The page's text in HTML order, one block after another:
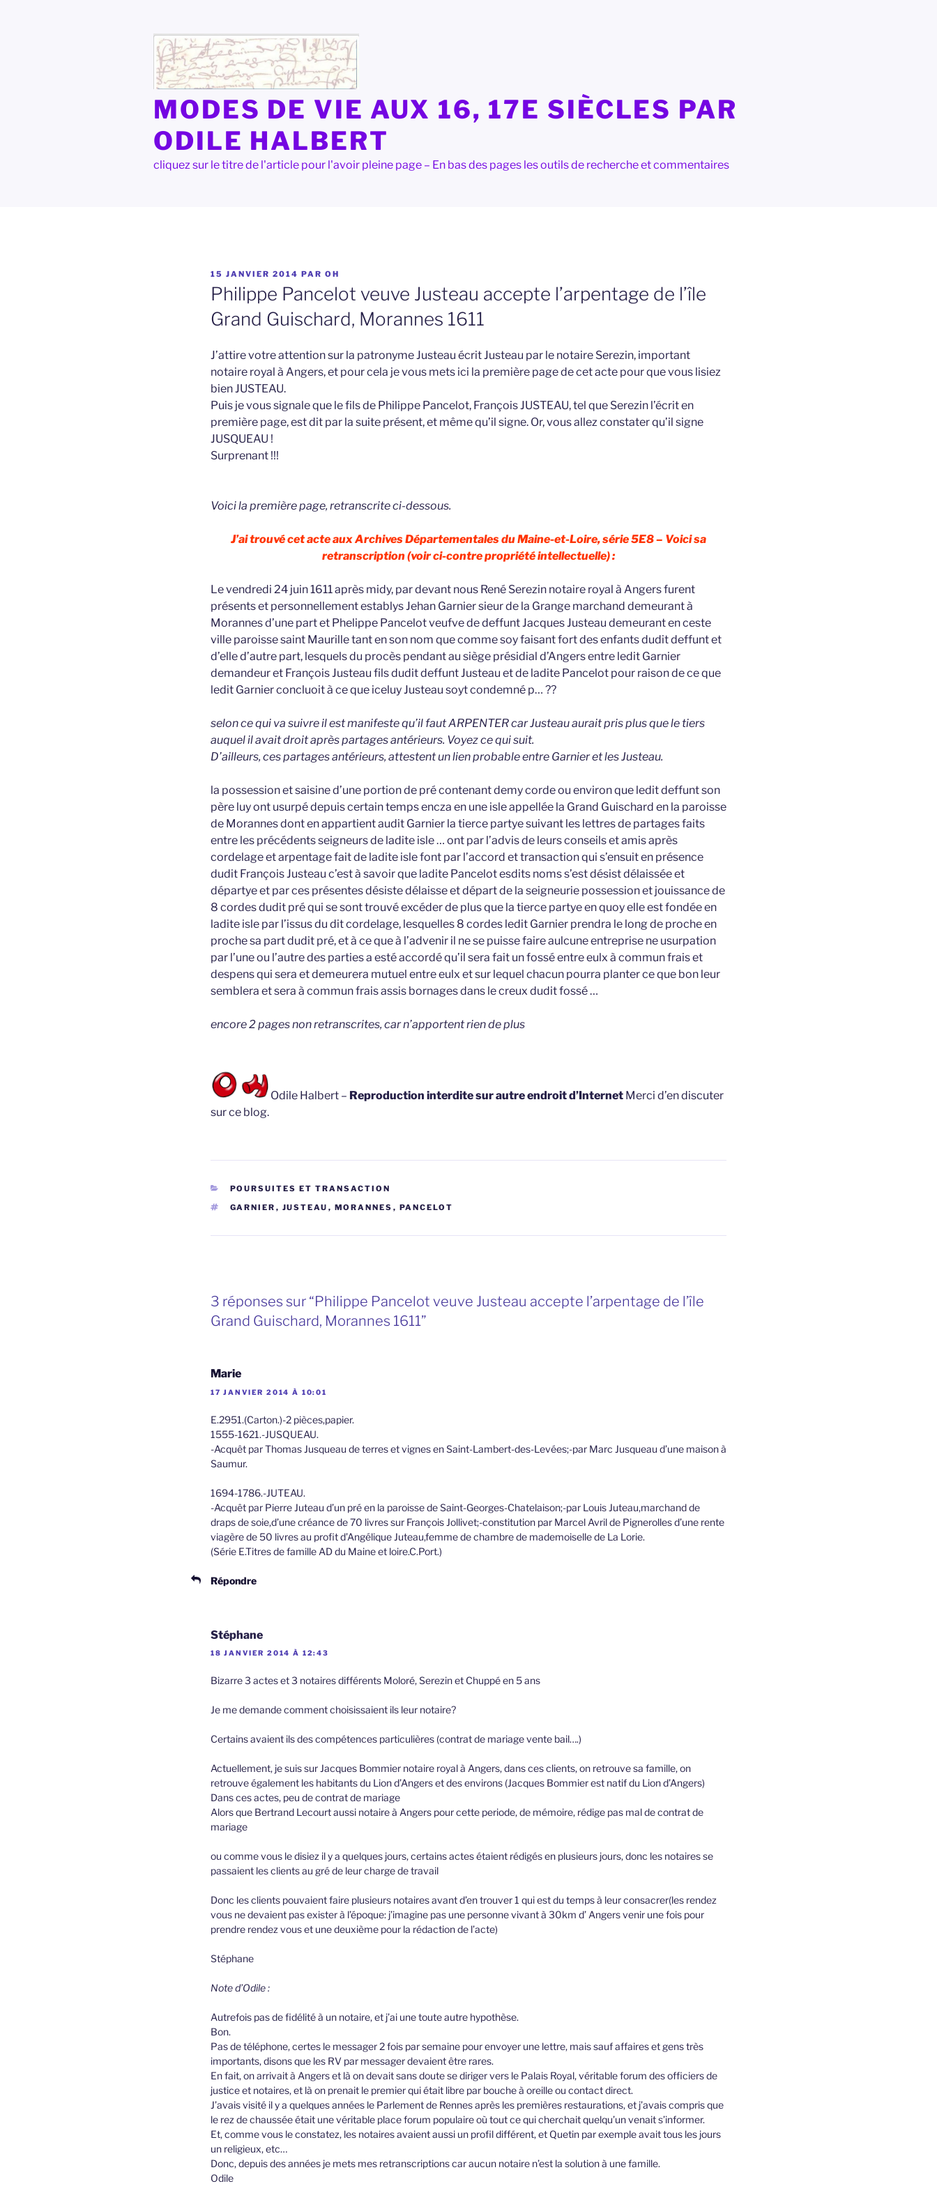
MODES DE VIE AUX 16, 17E SIÈCLES PAR
ODILE HALBERT
cliquez sur le titre de l'article pour l'avoir pleine page – En bas des pages les outils de recherche et commentaires
PUBLIÉ
LE
15 JANVIER 2014 PAR OH
Philippe Pancelot veuve Justeau accepte l’arpentage de l’île
Grand Guischard, Morannes 1611
J’attire votre attention sur la patronyme Justeau écrit Justeau par le notaire Serezin, important
notaire royal à Angers, et pour cela je vous mets ici la première page de cet acte pour que vous lisiez
bien JUSTEAU.
Puis je vous signale que le fils de Philippe Pancelot, François JUSTEAU, tel que Serezin l’écrit en
première page, est dit par la suite présent, et même qu’il signe. Or, vous allez constater qu’il signe
JUSQUEAU !
Surprenant !!!
Voici la première page, retranscrite ci-dessous.
J’ai trouvé cet acte aux Archives Départementales du Maine-et-Loire, série 5E8 – Voici sa
retranscription (voir ci-contre propriété intellectuelle) :
Le vendredi 24 juin 1611 après midy, par devant nous René Serezin notaire royal à Angers furent
présents et personnellement establys Jehan Garnier sieur de la Grange marchand demeurant à
Morannes d’une part et Phelippe Pancelot veufve de deffunt Jacques Justeau demeurant en ceste
ville paroisse saint Maurille tant en son nom que comme soy faisant fort des enfants dudit deffunt et
d’elle d’autre part, lesquels du procès pendant au siège présidial d’Angers entre ledit Garnier
demandeur et François Justeau fils dudit deffunt Justeau et de ladite Pancelot pour raison de ce que
ledit Garnier concluoit à ce que iceluy Justeau soyt condemné p… ??
selon ce qui va suivre il est manifeste qu’il faut ARPENTER car Justeau aurait pris plus que le tiers
auquel il avait droit après partages antérieurs. Voyez ce qui suit.
D’ailleurs, ces partages antérieurs, attestent un lien probable entre Garnier et les Justeau.
la possession et saisine d’une portion de pré contenant demy corde ou environ que ledit deffunt son
père luy ont usurpé depuis certain temps encza en une isle appellée la Grand Guischard en la paroisse
de Morannes dont en appartient audit Garnier la tierce partye suivant les lettres de partages faits
entre les précédents seigneurs de ladite isle … ont par l’advis de leurs conseils et amis après
cordelage et arpentage fait de ladite isle font par l’accord et transaction qui s’ensuit en présence
dudit François Justeau c’est à savoir que ladite Pancelot esdits noms s’est désist délaissée et
départye et par ces présentes désiste délaisse et départ de la seigneurie possession et jouissance de
8 cordes dudit pré qui se sont trouvé excéder de plus que la tierce partye en quoy elle est fondée en
ladite isle par l’issus du dit cordelage, lesquelles 8 cordes ledit Garnier prendra le long de proche en
proche sa part dudit pré, et à ce que à l’advenir il ne se puisse faire aulcune entreprise ne usurpation
par l’une ou l’autre des parties a esté accordé qu’il sera fait un fossé entre eulx à commun frais et
despens qui sera et demeurera mutuel entre eulx et sur lequel chacun pourra planter ce que bon leur
semblera et sera à commun frais assis bornages dans le creux dudit fossé …
encore 2 pages non retranscrites, car n’apportent rien de plus
Odile Halbert – Reproduction interdite sur autre endroit d’Internet Merci d’en discuter
sur ce blog.
CATÉGORIES
POURSUITES ET TRANSACTION
ÉTIQUETTES
GARNIER , JUSTEAU , MORANNES , PANCELOT
3 réponses sur “Philippe Pancelot veuve Justeau accepte l’arpentage de l’île
Grand Guischard, Morannes 1611”
Marie
17 JANVIER 2014 À 10:01
E.2951.(Carton.)-2 pièces,papier.
1555-1621.-JUSQUEAU.
-Acquêt par Thomas Jusqueau de terres et vignes en Saint-Lambert-des-Levées;-par Marc Jusqueau d’une maison à
Saumur.
1694-1786.-JUTEAU.
-Acquêt par Pierre Juteau d’un pré en la paroisse de Saint-Georges-Chatelaison;-par Louis Juteau,marchand de
draps de soie,d’une créance de 70 livres sur François Jollivet;-constitution par Marcel Avril de Pignerolles d’une rente
viagère de 50 livres au profit d’Angélique Juteau,femme de chambre de mademoiselle de La Lorie.
(Série E.Titres de famille AD du Maine et loire.C.Port.)
Répondre
Stéphane
18 JANVIER 2014 À 12:43
Bizarre 3 actes et 3 notaires différents Moloré, Serezin et Chuppé en 5 ans
Je me demande comment choisissaient ils leur notaire?
Certains avaient ils des compétences particulières (contrat de mariage vente bail….)
Actuellement, je suis sur Jacques Bommier notaire royal à Angers, dans ces clients, on retrouve sa famille, on
retrouve également les habitants du Lion d’Angers et des environs (Jacques Bommier est natif du Lion d’Angers)
Dans ces actes, peu de contrat de mariage
Alors que Bertrand Lecourt aussi notaire à Angers pour cette periode, de mémoire, rédige pas mal de contrat de
mariage
ou comme vous le disiez il y a quelques jours, certains actes étaient rédigés en plusieurs jours, donc les notaires se
passaient les clients au gré de leur charge de travail
Donc les clients pouvaient faire plusieurs notaires avant d’en trouver 1 qui est du temps à leur consacrer(les rendez
vous ne devaient pas exister à l’époque: j’imagine pas une personne vivant à 30km d’ Angers venir une fois pour
prendre rendez vous et une deuxième pour la rédaction de l’acte)
Stéphane
Note d’Odile :
Autrefois pas de fidélité à un notaire, et j’ai une toute autre hypothèse.
Bon.
Pas de téléphone, certes le messager 2 fois par semaine pour envoyer une lettre, mais sauf affaires et gens très
importants, disons que les RV par messager devaient être rares.
En fait, on arrivait à Angers et là on devait sans doute se diriger vers le Palais Royal, véritable forum des officiers de
justice et notaires, et là on prenait le premier qui était libre par bouche à oreille ou contact direct.
J’avais visité il y a quelques années le Parlement de Rennes après les premières restaurations, et j’avais compris que
le rez de chaussée était une véritable place forum populaire où tout ce qui cherchait quelqu’un venait s’informer.
Et, comme vous le constatez, les notaires avaient aussi un profil différent, et Quetin par exemple avait tous les jours
un religieux, etc…
Donc, depuis des années je mets mes retranscriptions car aucun notaire n’est la solution à une famille.
Odile